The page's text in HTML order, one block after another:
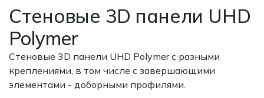
Стеновые 3D панели UHD
Polymer
Стеновые 3D панели UHD Polymer с разными
креплениями, в том числе с завершающими
элементами - доборными профилями.